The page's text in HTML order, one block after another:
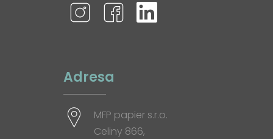
Adresa
MFP papier s.r.o.
Celiny 866,